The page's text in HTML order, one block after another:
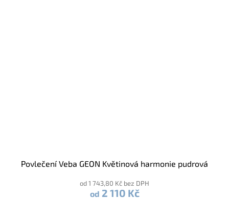
Povlečení Veba GEON Květinová harmonie pudrová
od 1 743,80 Kč bez DPH
od 2 110 Kč